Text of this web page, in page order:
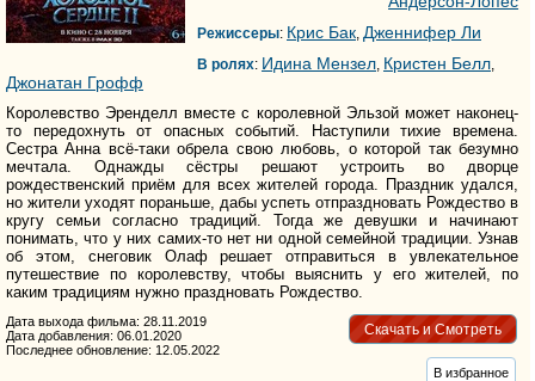
Режиссеры: Крис Бак, Дженнифер Ли
В ролях: Идина Мензел, Кристен Белл,
Джонатан Грофф
Королевство Эренделл вместе с королевной Эльзой может наконец-
то передохнуть от опасных событий. Наступили тихие времена.
Сестра Анна всё-таки обрела свою любовь, о которой так безумно
мечтала. Однажды сёстры решают устроить во дворце
рождественский приём для всех жителей города. Праздник удался,
но жители уходят пораньше, дабы успеть отпраздновать Рождество в
кругу семьи согласно традиций. Тогда же девушки и начинают
понимать, что у них самих-то нет ни одной семейной традиции. Узнав
об этом, снеговик Олаф решает отправиться в увлекательное
путешествие по королевству, чтобы выяснить у его жителей, по
каким традициям нужно праздновать Рождество.
Скачать и Смотреть
Дата выхода фильма: 28.11.2019
Дата добавления: 06.01.2020
Последнее обновление: 12.05.2022
В избранное